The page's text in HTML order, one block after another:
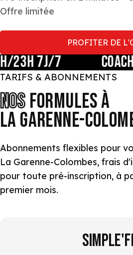
Offre limitée
PROFITER DE
7 COACHS
TARIFS & ABONNEMENTS
NOS FORMULES À
LA GARENNE-
Abonnements flexibles pour
La Garenne-Colombes, frais
pour toute pré-inscription, à
premier mois.